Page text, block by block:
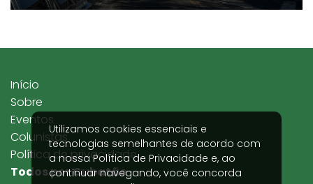
Utilizamos cookies essenciais e
tecnologias semelhantes de acordo com
a nossaPolítica de Privacidade e, ao
continuar navegando, você concorda
Todos por Cubatão
Início
Sobre
Eventos
Colunistas
Política de privacidade